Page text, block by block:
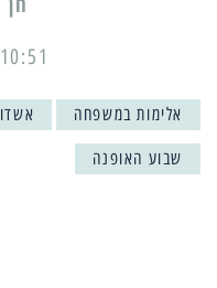
10:51 | 13/02/2025
אלימות במשפחה
שבוע האופנה